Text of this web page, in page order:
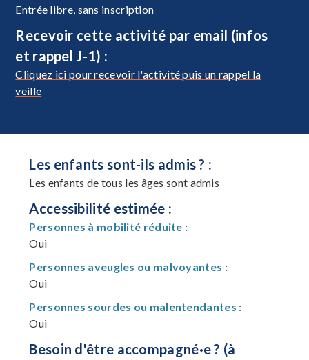
Entrée libre, sans inscription
Recevoir cette activité par email (infos
et rappel J-1) :
Cliquez ici pour recevoir l'activité puis un rappel la
veille
Les enfants sont-ils admis ? :
Les enfants de tous les âges sont admis
Accessibilité estimée :
Personnes à mobilité réduite :
Oui
Personnes aveugles ou malvoyantes :
Oui
Personnes sourdes ou malentendantes :
Oui
Besoin d'être accompagné·e ? (à